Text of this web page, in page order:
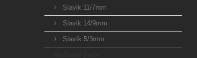
Slavik 11/7mm
Slavik 14/9mm
Slavík 5/3mm